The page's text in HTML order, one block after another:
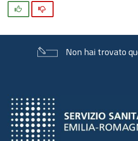
Non hai trovato